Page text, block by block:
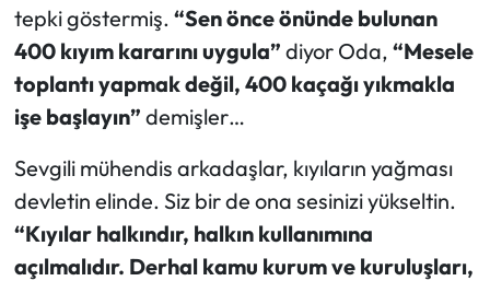
tepki göstermiş. “Sen önce önünde bulunan
400 kıyım kararını uygula” diyor Oda, “Mesele
toplantı yapmak değil, 400 kaçağı yıkmakla
işe başlayın” demişler…
Sevgili mühendis arkadaşlar, kıyıların yağması
devletin elinde. Siz bir de ona sesinizi yükseltin.
“Kıyılar halkındır, halkın kullanımına
açılmalıdır. Derhal kamu kurum ve kuruluşları,